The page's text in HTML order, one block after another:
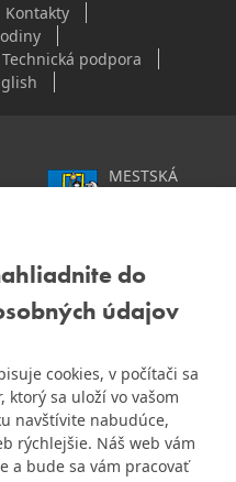
do
údajov
cookies, v počítači sa
ktorý sa uloží vo vašom
navštívite nabudúce,
rýchlejšie. Náš web vám
a bude sa vám pracovať
Kontakty
Technická podpora
MESTSKÁ
Žatevná 2, 844 02
IČO: 00603406
DIČ: 2020919120
IČ DPH: Nie sme platca
DPH